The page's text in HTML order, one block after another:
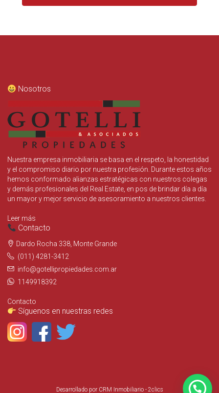
Nosotros
Nuestra empresa inmobiliaria se basa en el respeto, la honestidad
y el compromiso diario por nuestra profesión. Durante estos años
hemos conformado alianzas estratégicas con nuestros colegas
y demás profesionales del Real Estate, en pos de brindar día a día
un mayor y mejor servicio de asesoramiento a nuestros clientes.
Leer más
Contacto
Dardo Rocha 338, Monte Grande
(011) 4281-3412
info@gotellipropiedades.com.ar
1149918392
Contacto
Síguenos en nuestras redes
Desarrollado por CRM Inmobiliario - 2clics